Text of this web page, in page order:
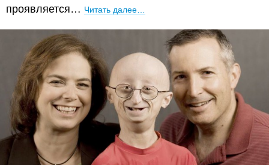
проявляется… Читать далее…